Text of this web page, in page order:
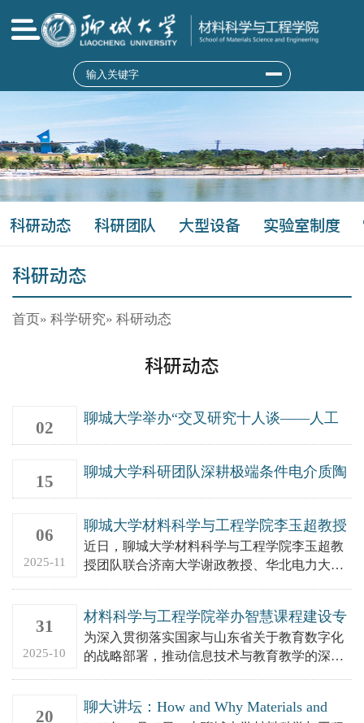
科研动态 科研团队 大型设备 实验室制度
科研动态
首页 » 科学研究» 科研动态
科研动态
02
聊城大学举办“交叉研究十人谈——人工
15
聊城大学科研团队深耕极端条件电介质陶
06
2025-11
聊城大学材料科学与工程学院李玉超教授
团队在国际权威期刊《Advanced
Functional Materials》上发表最新研究成
近日，聊城大学材料科学与工程学院李玉超教
授团队联合济南大学谢政教授、华北电力大学
31
2025-10
材料科学与工程学院举办智慧课程建设专
题培训会：明确数字化教学升级路径
为深入贯彻落实国家与山东省关于教育数字化
的战略部署，推动信息技术与教育教学的深度
20
聊大讲坛：How and Why Materials and